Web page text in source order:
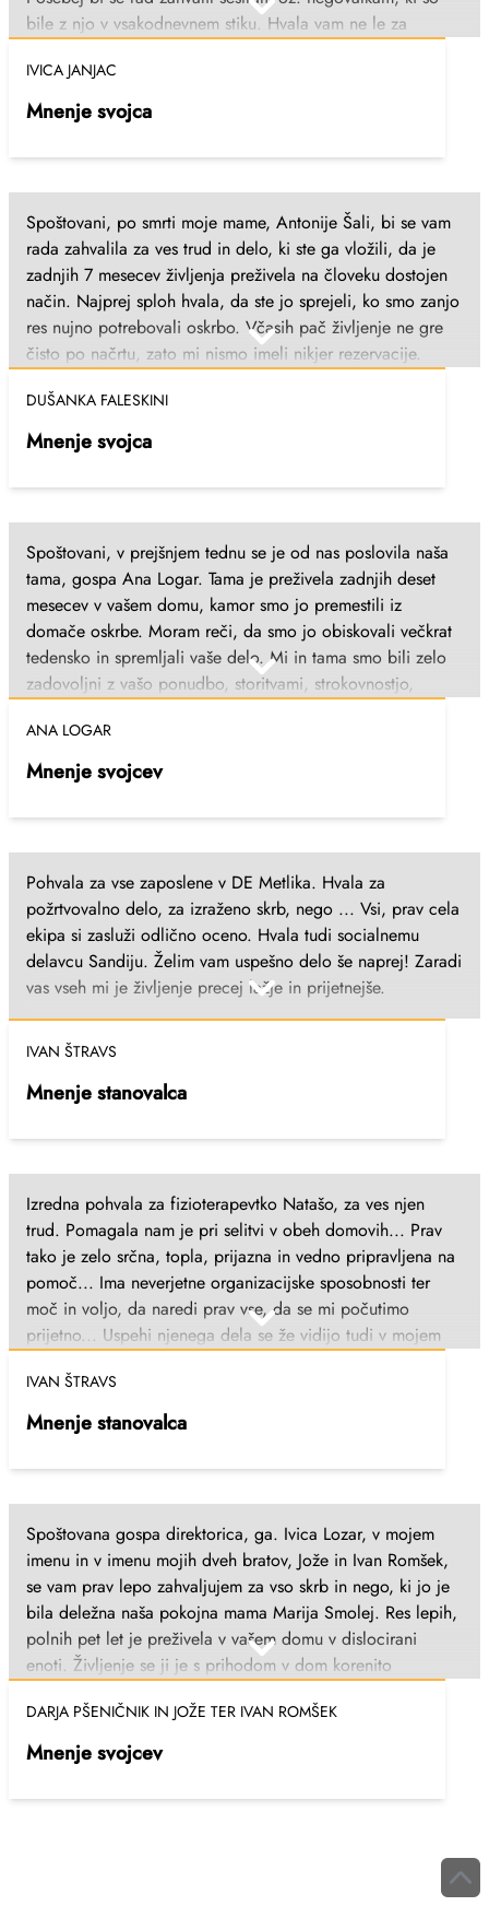
bile z njo v vsakodnevnem stiku. Hvala vam ne le za
za toplino, potrpežljivost in človečnost, ki ste ji jo
izkazovali – za vsako prijazno besedo, spodbudo in
sočutje. Veliko mi pomeni vedeti, da je bila moja mama
med ljudmi, ki so jo obravnavali s spoštovanjem in
namenili moji mami. S spoštovanjem, Ivica Janjac
IVICA JANJAC
Mnenje svojca
Spoštovani, po smrti moje mame, Antonije Šali, bi se vam
rada zahvalila za ves trud in delo, ki ste ga vložili, da je
zadnjih 7 mesecev življenja preživela na človeku dostojen
način. Najprej sploh hvala, da ste jo sprejeli, ko smo zanjo
res nujno potrebovali oskrbo. Včasih pač življenje ne gre
čisto po načrtu, zato mi nismo imeli nikjer rezervacije.
zdravili, spoštovali. Hvala tudi za prijaznost, nasmehe in
spodbudne besede. Ni mi bilo lahko, ker smo jo dali v
DSO, bila pa sem pomirjena, ko sem spoznala vaše okolje
in zaposlene. Še enkrat - iskrena hvala, tudi v bratovem
DUŠANKA FALESKINI
Mnenje svojca
Spoštovani, v prejšnjem tednu se je od nas poslovila naša
tama, gospa Ana Logar. Tama je preživela zadnjih deset
mesecev v vašem domu, kamor smo jo premestili iz
domače oskrbe. Moram reči, da smo jo obiskovali večkrat
tedensko in spremljali vaše delo. Mi in tama smo bili zelo
zadovoljni z vašo ponudbo, storitvami, strokovnostjo,
zaposlenimi, vedno je vse pohvalila, prav prijetno se je
počutila v vašem domu. Najbolj pa je pohvalila kuhinjo, saj
je bila po poklicu kuharica. Vaših negovalk na terenu, ki so
tamo obiskovale na domačem domu pred prihodom k vam
želim reči HVALA, ker ste skrbeli za našo tamo do
zadnjega dneva, predvsem pa za srčnost sester, ki so bile
ob njej zadnje ure. Izvrstno opravljate delo in naj tako tudi
ostane! Ana Logar, vnukinja Metlika; 15.1.2024
ANA LOGAR
Mnenje svojcev
Pohvala za vse zaposlene v DE Metlika. Hvala za
požrtvovalno delo, za izraženo skrb, nego ... Vsi, prav cela
ekipa si zasluži odlično oceno. Hvala tudi socialnemu
delavcu Sandiju. Želim vam uspešno delo še naprej! Zaradi
vas vseh mi je življenje precej lažje in prijetnejše.
IVAN ŠTRAVS
Mnenje stanovalca
Izredna pohvala za fizioterapevtko Natašo, za ves njen
trud. Pomagala nam je pri selitvi v obeh domovih... Prav
tako je zelo srčna, topla, prijazna in vedno pripravljena na
pomoč... Ima neverjetne organizacijske sposobnosti ter
moč in voljo, da naredi prav vse, da se mi počutimo
prijetno... Uspehi njenega dela se že vidijo tudi v mojem
IVAN ŠTRAVS
Mnenje stanovalca
Spoštovana gospa direktorica, ga. Ivica Lozar, v mojem
imenu in v imenu mojih dveh bratov, Jože in Ivan Romšek,
se vam prav lepo zahvaljujem za vso skrb in nego, ki jo je
bila deležna naša pokojna mama Marija Smolej. Res lepih,
polnih pet let je preživela v vašem domu v dislocirani
enoti. Življenje se ji je s prihodom v dom korenito
napredovala, je bila srečna, zadovoljna in vesela do konca
svojega življenja. Za Vaš dom in vse Vaše zaposlene
nimamo niti ene slabe besede za povedat. Res ste lepo
skrbeli zanjo, za kar smo Vam iskreno hvaležni. Hvala še
DARJA PŠENIČNIK IN JOŽE TER IVAN ROMŠEK
Mnenje svojcev